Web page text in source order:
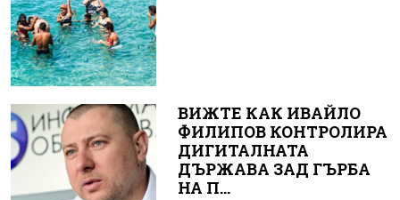
ВИЖТЕ КАК ИВАЙЛО
ФИЛИПОВ КОНТРОЛИРА
ДИГИТАЛНАТА
ДЪРЖАВА ЗАД ГЪРБА
НА П...